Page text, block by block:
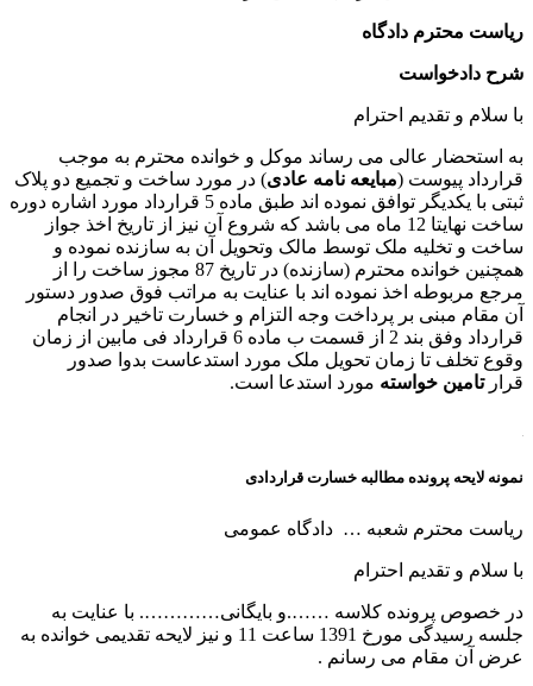
ریاست محترم دادگاه
شرح دادخواست
با سلام و تقدیم احترام
به استحضار عالی می رساند موکل و خوانده محترم به موجب
قرارداد پیوست (مبایعه نامه عادی) در مورد ساخت و تجمیع دو پلاک
ثبتی با یکدیگر توافق نموده اند طبق ماده 5 قرارداد مورد اشاره دوره
ساخت نهایتا 12 ماه می باشد که شروع آن نیز از تاریخ اخذ جواز
ساخت و تخلیه ملک توسط مالک وتحویل آن به سازنده نموده و
همچنین خوانده محترم (سازنده) در تاریخ 87 مجوز ساخت را از
مرجع مربوطه اخذ نموده اند با عنایت به مراتب فوق صدور دستور
آن مقام مبنی بر پرداخت وجه التزام و خسارت تاخیر در انجام
قرارداد وفق بند 2 از قسمت ب ماده 6 قرارداد فی مابین از زمان
وقوع تخلف تا زمان تحویل ملک مورد استدعاست بدوا صدور
قرارتامین خواسته مورد استدعا است.
نمونه لایحه پرونده مطالبه خسارت قراردادی
ریاست محترم شعبه … دادگاه عمومی
با سلام و تقدیم احترام
در خصوص پرونده کلاسه …….و بایگانی…………. با عنایت به
جلسه رسیدگی مورخ 1391 ساعت 11 و نیز لایحه تقدیمی خوانده به
عرض آن مقام می رسانم .